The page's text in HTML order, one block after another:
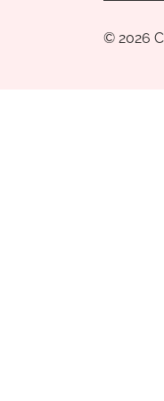
© 2026